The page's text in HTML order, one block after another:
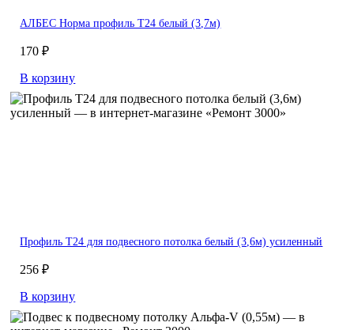
АЛБЕС Норма профиль Т24 белый (3,7м)
170 ₽
В корзину
Профиль Т24 для подвесного потолка белый (3,6м) усиленный
256 ₽
В корзину